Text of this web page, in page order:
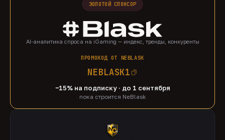
ЗОЛОТОЙ СПОНСОР
AI-аналитика спроса на iGaming — индекс, тренды, конкуренты
ПРОМОКОД ОТ NEBLASK
NEBLASK1
−15% на подписку · до 1 сентября
пока строится NeBlask